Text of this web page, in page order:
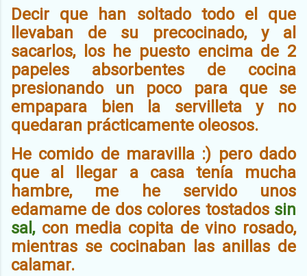
Decir que han soltado todo el que
llevaban de su precocinado, y al
sacarlos, los he puesto encima de 2
papeles absorbentes de cocina
presionando un poco para que se
empapara bien la servilleta y no
quedaran prácticamente oleosos.
He comido de maravilla :) pero dado
que al llegar a casa tenía mucha
hambre, me he servido unos
edamame de dos colores tostados sin
sal, con media copita de vino rosado,
mientras se cocinaban las anillas de
calamar.